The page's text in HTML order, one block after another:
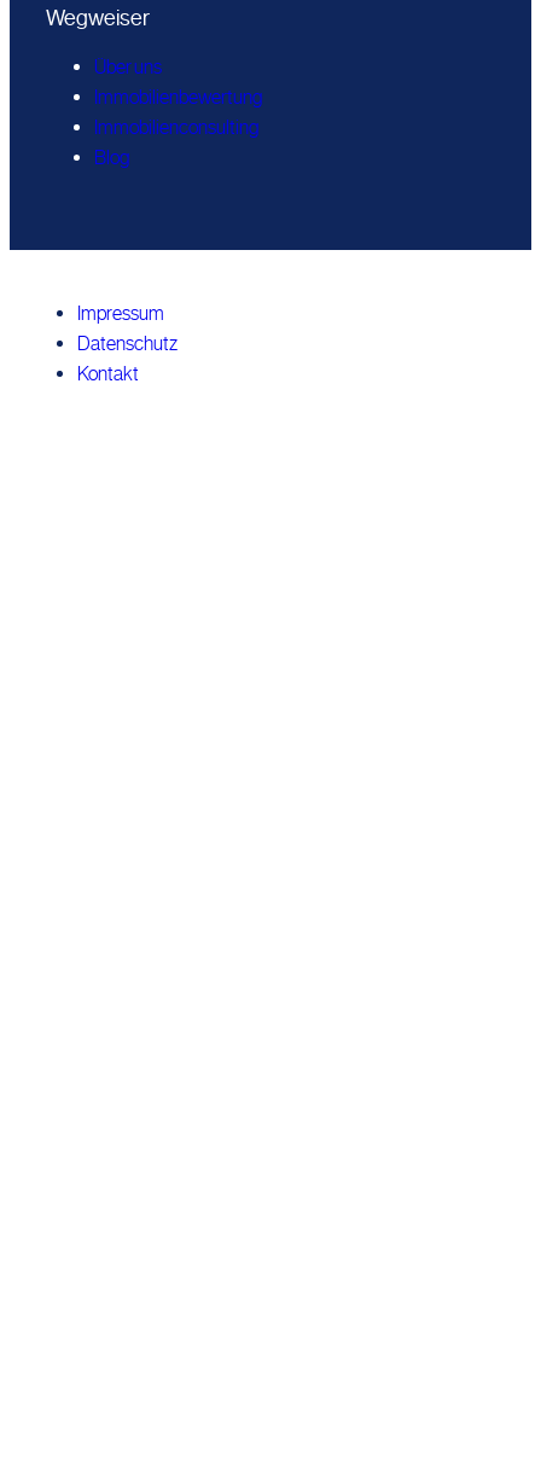
Wegweiser
Über uns
Immobilienbewertung
Immobilienconsulting
Blog
Impressum
Datenschutz
Kontakt